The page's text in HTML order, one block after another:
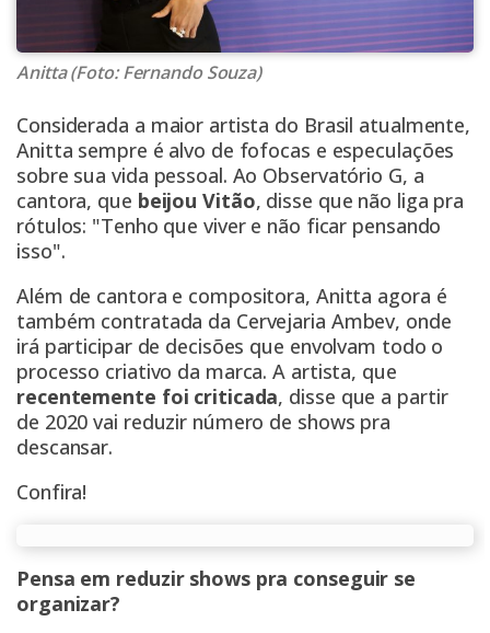
Anitta (Foto: Fernando Souza)
Considerada a maior artista do Brasil atualmente,
Anitta sempre é alvo de fofocas e especulações
sobre sua vida pessoal. Ao Observatório G, a
cantora, que beijou Vitão, disse que não liga pra
rótulos: "Tenho que viver e não ficar pensando
isso".
Além de cantora e compositora, Anitta agora é
também contratada da Cervejaria Ambev, onde
irá participar de decisões que envolvam todo o
processo criativo da marca. A artista, que
recentemente foi criticada, disse que a partir
de 2020 vai reduzir número de shows pra
descansar.
Confira!
Pensa em reduzir shows pra conseguir se
organizar?